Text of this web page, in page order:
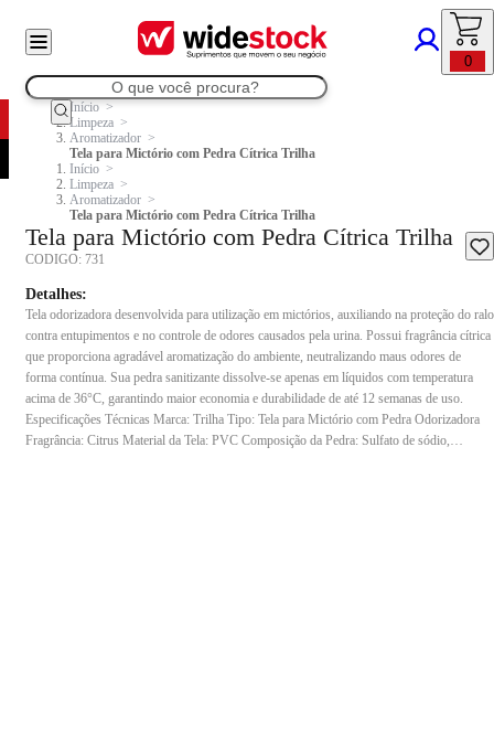
0
Início
Limpeza
Aromatizador
Tela para Mictório com Pedra Cítrica Trilha
Início
Limpeza
Aromatizador
Tela para Mictório com Pedra Cítrica Trilha
Tela para Mictório com Pedra Cítrica Trilha
CODIGO: 731
Detalhes:
Tela odorizadora desenvolvida para utilização em mictórios, auxiliando na proteção do ralo
contra entupimentos e no controle de odores causados pela urina. Possui fragrância cítrica
que proporciona agradável aromatização do ambiente, neutralizando maus odores de
forma contínua. Sua pedra sanitizante dissolve-se apenas em líquidos com temperatura
acima de 36°C, garantindo maior economia e durabilidade de até 12 semanas de uso.
Especificações Técnicas Marca: Trilha Tipo: Tela para Mictório com Pedra Odorizadora
Fragrância: Citrus Material da Tela: PVC Composição da Pedra: Sulfato de sódio,